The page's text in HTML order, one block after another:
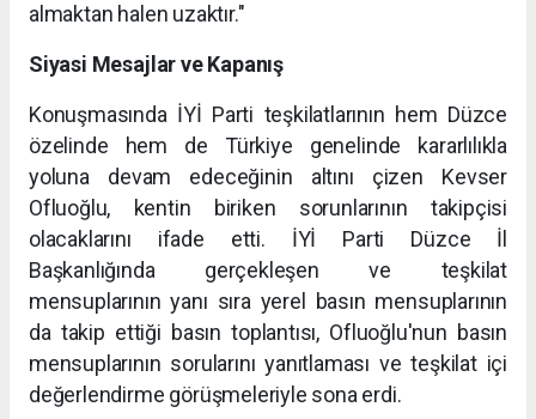
almaktan halen uzaktır."
Siyasi Mesajlar ve Kapanış
Konuşmasında İYİ Parti teşkilatlarının hem Düzce
özelinde hem de Türkiye genelinde kararlılıkla
yoluna devam edeceğinin altını çizen Kevser
Ofluoğlu, kentin biriken sorunlarının takipçisi
olacaklarını ifade etti. İYİ Parti Düzce İl
Başkanlığında gerçekleşen ve teşkilat
mensuplarının yanı sıra yerel basın mensuplarının
da takip ettiği basın toplantısı, Ofluoğlu'nun basın
mensuplarının sorularını yanıtlaması ve teşkilat içi
değerlendirme görüşmeleriyle sona erdi.